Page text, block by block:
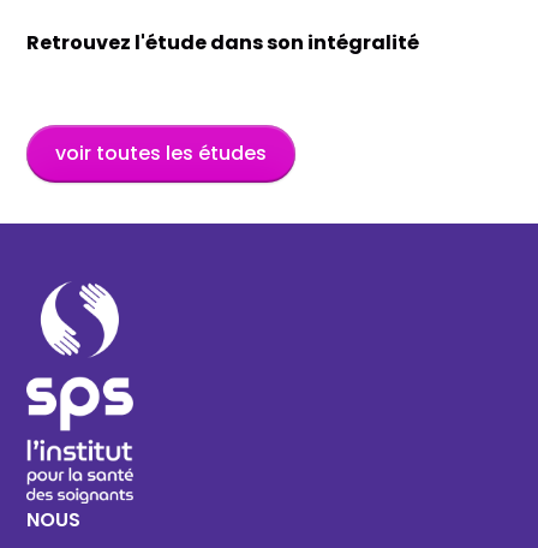
Retrouvez l'étude dans son intégralité
voir toutes les études
NOUS